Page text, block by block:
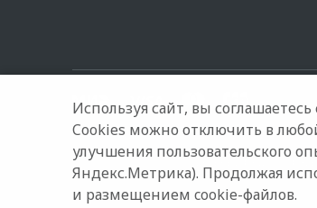
© 2026 АВИЛОН Модельный ряд
Используя сайт, вы соглашаетесь
Cookies можно отключить в
улучшения пользовательского
Яндекс.Метрика). Продолжая
и размещением cookie-файлов.